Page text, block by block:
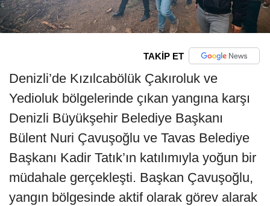
TAKİP ET
Denizli’de Kızılcabölük Çakıroluk ve
Yedioluk bölgelerinde çıkan yangına karşı
Denizli Büyükşehir Belediye Başkanı
Bülent Nuri Çavuşoğlu ve Tavas Belediye
Başkanı Kadir Tatık’ın katılımıyla yoğun bir
müdahale gerçekleşti. Başkan Çavuşoğlu,
yangın bölgesinde aktif olarak görev alarak